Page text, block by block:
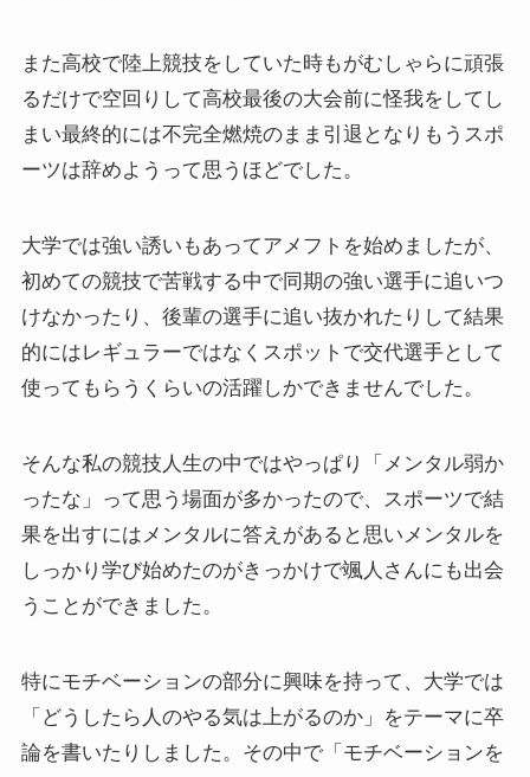
また高校で陸上競技をしていた時もがむしゃらに頑張
るだけで空回りして高校最後の大会前に怪我をしてし
まい最終的には不完全燃焼のまま引退となりもうスポ
ーツは辞めようって思うほどでした。
大学では強い誘いもあってアメフトを始めましたが、
初めての競技で苦戦する中で同期の強い選手に追いつ
けなかったり、後輩の選手に追い抜かれたりして結果
的にはレギュラーではなくスポットで交代選手として
使ってもらうくらいの活躍しかできませんでした。
そんな私の競技人生の中ではやっぱり「メンタル弱か
ったな」って思う場面が多かったので、スポーツで結
果を出すにはメンタルに答えがあると思いメンタルを
しっかり学び始めたのがきっかけで颯人さんにも出会
うことができました。
特にモチベーションの部分に興味を持って、大学では
「どうしたら人のやる気は上がるのか」をテーマに卒
論を書いたりしました。その中で「モチベーションを